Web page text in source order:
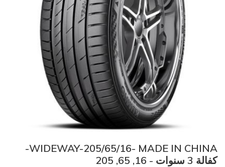
WIDEWAY-205/65/16- MADE IN CHINA-
كفالة 3 سنوات - 16, 65, 205